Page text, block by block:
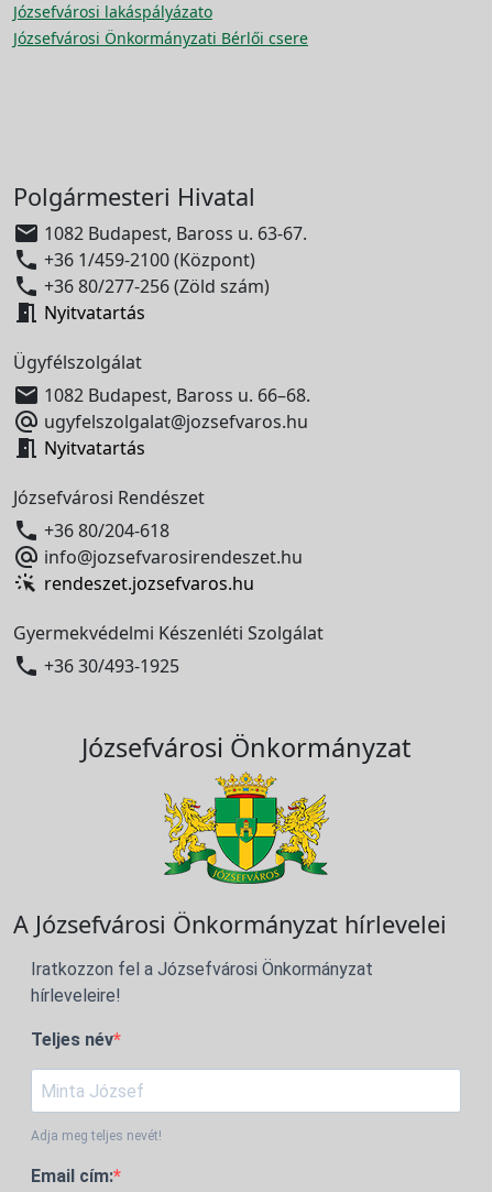
Józsefvárosi lakáspályázato
Józsefvárosi Önkormányzati Bérlői csere
Polgármesteri Hivatal
 1082 Budapest, Baross u. 63-67.
 +36 1/459-2100 (Központ)
 +36 80/277-256 (Zöld szám)
 Nyitvatartás
Ügyfélszolgálat
 1082 Budapest, Baross u. 66–68.
 ugyfelszolgalat@jozsefvaros.hu
 Nyitvatartás
Józsefvárosi Rendészet
 +36 80/204-618
 info@jozsefvarosirendeszet.hu
rendeszet.jozsefvaros.hu
Gyermekvédelmi Készenléti Szolgálat
 +36 30/493-1925
Józsefvárosi Önkormányzat
A Józsefvárosi Önkormányzat hírlevelei
Iratkozzon fel a Józsefvárosi Önkormányzat
hírleveleire!
Teljes név
Adja meg teljes nevét!
Email cím: